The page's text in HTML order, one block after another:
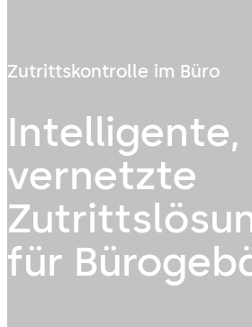
Zutrittskontrolle im Büro
Intelligente,
vernetzte
für